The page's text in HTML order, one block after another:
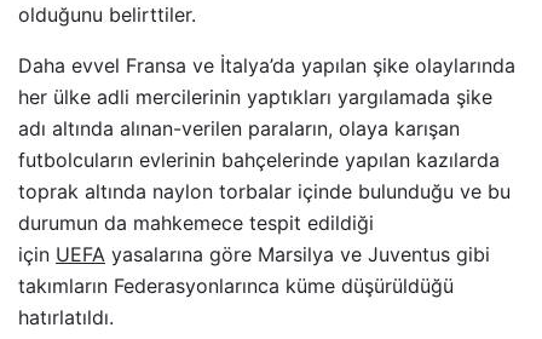
olduğunu belirttiler.
Daha evvel Fransa ve İtalya’da yapılan şike olaylarında
her ülke adli mercilerinin yaptıkları yargılamada şike
adı altında alınan-verilen paraların, olaya karışan
futbolcuların evlerinin bahçelerinde yapılan kazılarda
toprak altında naylon torbalar içinde bulunduğu ve bu
durumun da mahkemece tespit edildiği
için UEFA yasalarına göre Marsilya ve Juventus gibi
takımların Federasyonlarınca küme düşürüldüğü
hatırlatıldı.